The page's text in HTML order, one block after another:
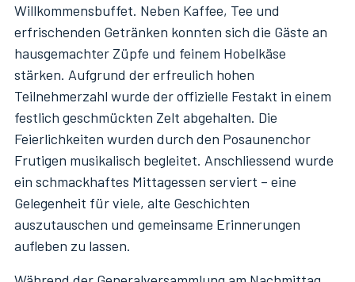
Willkommensbuffet. Neben Kaffee, Tee und
erfrischenden Getränken konnten sich die Gäste an
hausgemachter Züpfe und feinem Hobelkäse
stärken. Aufgrund der erfreulich hohen
Teilnehmerzahl wurde der offizielle Festakt in einem
festlich geschmückten Zelt abgehalten. Die
Feierlichkeiten wurden durch den Posaunenchor
Frutigen musikalisch begleitet. Anschliessend wurde
ein schmackhaftes Mittagessen serviert – eine
Gelegenheit für viele, alte Geschichten
auszutauschen und gemeinsame Erinnerungen
aufleben zu lassen.